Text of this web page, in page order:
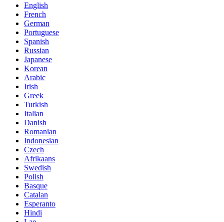
English
French
German
Portuguese
Spanish
Russian
Japanese
Korean
Arabic
Irish
Greek
Turkish
Italian
Danish
Romanian
Indonesian
Czech
Afrikaans
Swedish
Polish
Basque
Catalan
Esperanto
Hindi